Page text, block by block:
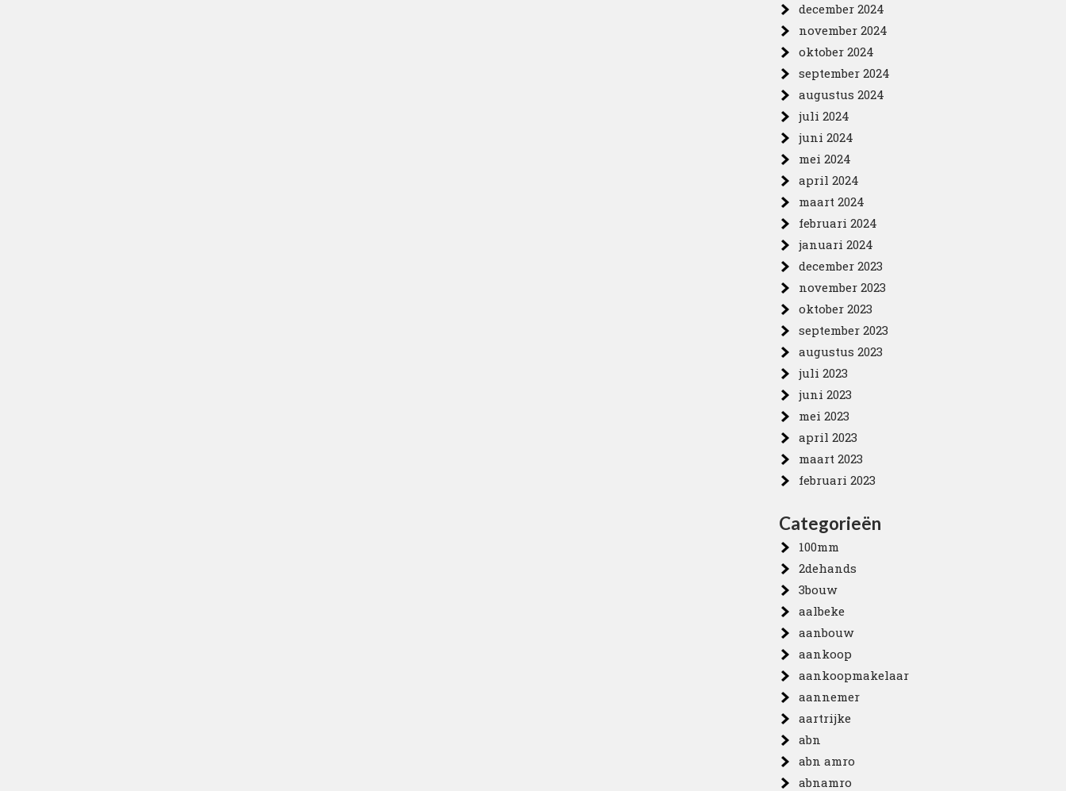
december 2024
november 2024
oktober 2024
september 2024
augustus 2024
juli 2024
juni 2024
mei 2024
april 2024
maart 2024
februari 2024
januari 2024
december 2023
november 2023
oktober 2023
september 2023
augustus 2023
juli 2023
juni 2023
mei 2023
april 2023
maart 2023
februari 2023
Categorieën
100mm
2dehands
3bouw
aalbeke
aanbouw
aankoop
aankoopmakelaar
aannemer
aartrijke
abn
abn amro
abnamro